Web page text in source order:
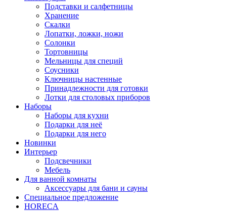
Подставки и салфетницы
Хранение
Скалки
Лопатки, ложки, ножи
Солонки
Тортовницы
Мельницы для специй
Соусники
Ключницы настенные
Принадлежности для готовки
Лотки для столовых приборов
Наборы
Наборы для кухни
Подарки для неё
Подарки для него
Новинки
Интерьер
Подсвечники
Мебель
Для ванной комнаты
Аксессуары для бани и сауны
Специальное предложение
HORECA